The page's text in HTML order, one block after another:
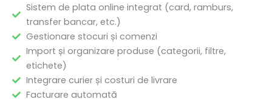
Sistem de plata online integrat (card, ramburs,
transfer bancar, etc.)
Gestionare stocuri și comenzi
Import și organizare produse (categorii, filtre,
etichete)
Integrare curier și costuri de livrare
Facturare automată